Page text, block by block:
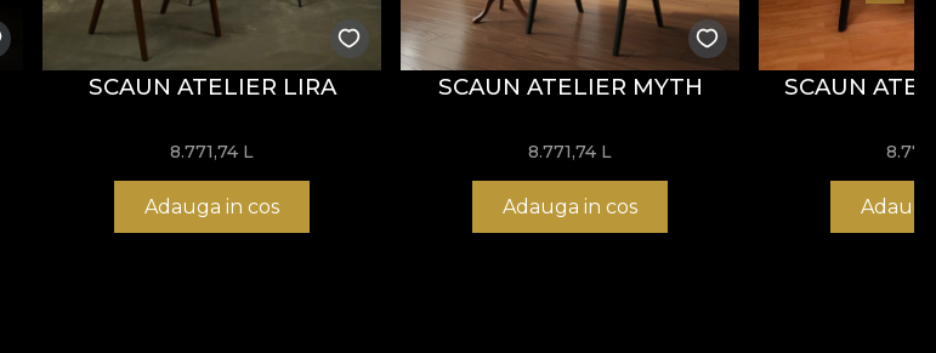
SCAUN ATELIER LIRA
8.771,74 L
Adauga in cos
SCAUN ATELIER MYTH
8.771,74 L
Adauga in cos
SCAUN